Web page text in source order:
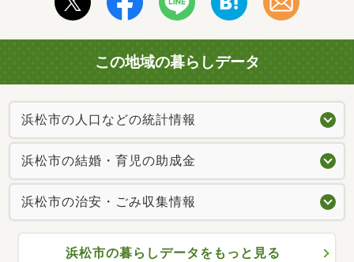
この地域の暮らしデータ
浜松市の人口などの統計情報
浜松市の結婚・育児の助成金
浜松市の治安・ごみ収集情報
浜松市の暮らしデータをもっと見る